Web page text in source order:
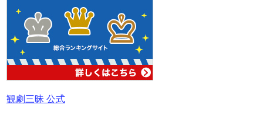
観劇三昧 公式